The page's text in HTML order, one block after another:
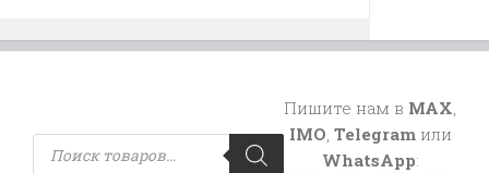
Поиск
товаров
Пишите нам в MAX,
IMO, Telegramили
WhatsApp: